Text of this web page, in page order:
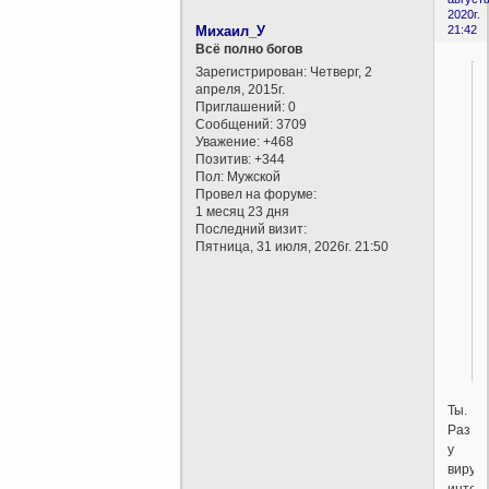
2020г.
21:42
Михаил_У
Всё полно богов
Зарегистрирован: Четверг, 2
апреля, 2015г.
Приглашений: 0
Сообщений: 3709
Уважение: +468
Позитив: +344
Пол: Мужской
Провел на форуме:
1 месяц 23 дня
Последний визит:
Пятница, 31 июля, 2026г. 21:50
Ты.
Раз
у
вируса